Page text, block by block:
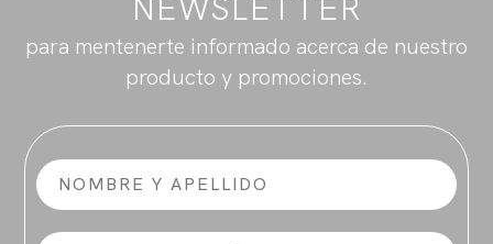
para mentenerte informado acerca de nuestro
producto y promociones.